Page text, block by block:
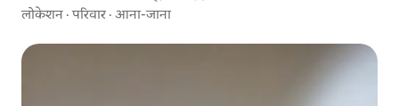
लोकेशन ·परिवार · आना-जाना